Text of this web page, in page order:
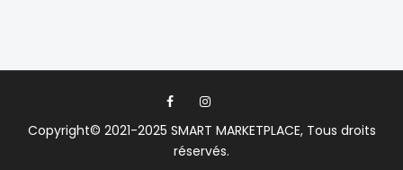
Copyright© 2021-2025 SMART MARKETPLACE, Tous droits
réservés.